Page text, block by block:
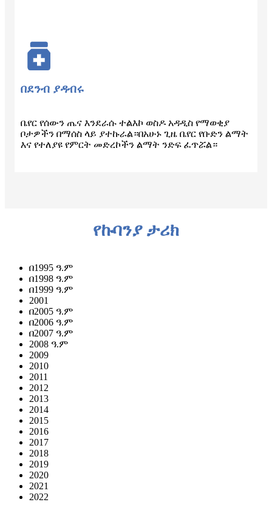
በደንብ ያዳብሩ
ቤየር የሰውን ጤና እንደራሱ ተልእኮ ወስዶ አዳዲስ የማወቂያ
ቦታዎችን በማሰስ ላይ ያተኩራል።በአሁኑ ጊዜ ቤየር የቡድን ልማት
እና የተለያዩ የምርት መድረኮችን ልማት ንድፍ ፈጥሯል።
የኩባንያ ታሪክ
በ1995 ዓ.ም
በ1998 ዓ.ም
በ1999 ዓ.ም
2001
በ2005 ዓ.ም
በ2006 ዓ.ም
በ2007 ዓ.ም
2008 ዓ.ም
2009
2010
2011
2012
2013
2014
2015
2016
2017
2018
2019
2020
2021
2022